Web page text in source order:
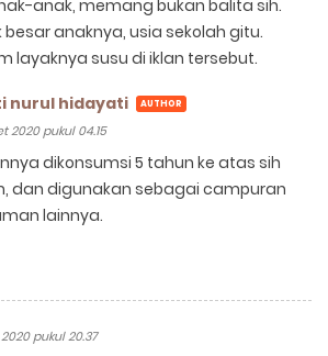
anak, memang bukan balita sih.
anaknya, usia sekolah gitu.
layaknya susu di iklan tersebut.
nurul hidayati
2020 pukul 04.15
dikonsumsi 5 tahun ke atas sih
dan digunakan sebagai campuran
lainnya.
pukul 20.37